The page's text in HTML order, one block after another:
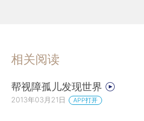
相关阅读
帮视障孤儿发现世界
2013年03月21日 APP打开